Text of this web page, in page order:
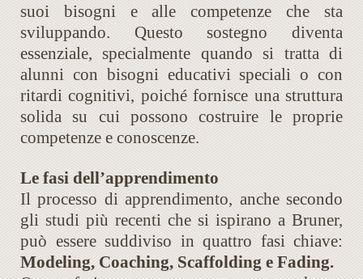
suoi bisogni e alle competenze che sta
sviluppando. Questo sostegno diventa
essenziale, specialmente quando si tratta di
alunni con bisogni educativi speciali o con
ritardi cognitivi, poiché fornisce una struttura
solida su cui possono costruire le proprie
competenze e conoscenze.
Le fasi dell’apprendimento
Il processo di apprendimento, anche secondo
gli studi più recenti che si ispirano a Bruner,
può essere suddiviso in quattro fasi chiave:
Modeling, Coaching, Scaffolding e Fading.